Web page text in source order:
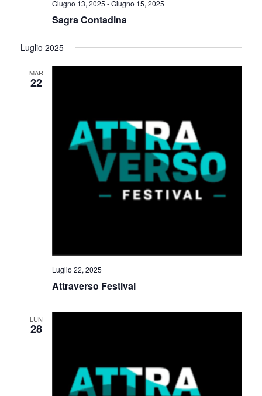
Giugno 13, 2025 -Giugno 15, 2025
Sagra Contadina
Luglio 2025
MAR
22
Luglio 22, 2025
Attraverso Festival
LUN
28